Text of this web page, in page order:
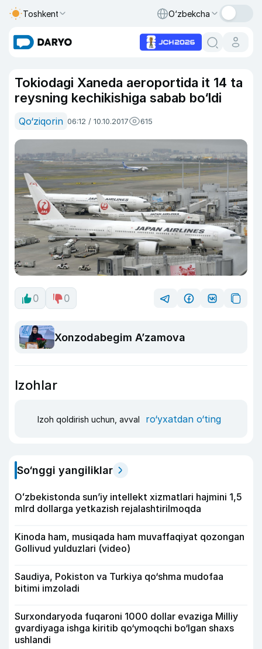
Toshkent O‘zbekcha
Tokiodagi Xaneda aeroportida it 14 ta
reysning kechikishiga sabab bo‘ldi
Qo‘ziqorin 06:12 / 10.10.2017 615
0 0
Xonzodabegim A’zamova
Izohlar
Izoh qoldirish uchun, avval ro‘yxatdan o‘ting
So‘nggi yangiliklar
Oʻzbekistonda sunʼiy intellekt xizmatlari hajmini 1,5
mlrd dollarga yetkazish rejalashtirilmoqda
Kinoda ham, musiqada ham muvaffaqiyat qozongan
Gollivud yulduzlari (video)
Saudiya, Pokiston va Turkiya qo‘shma mudofaa
bitimi imzoladi
Surxondaryoda fuqaroni 1000 dollar evaziga Milliy
gvardiyaga ishga kiritib qo‘ymoqchi bo‘lgan shaxs
ushlandi